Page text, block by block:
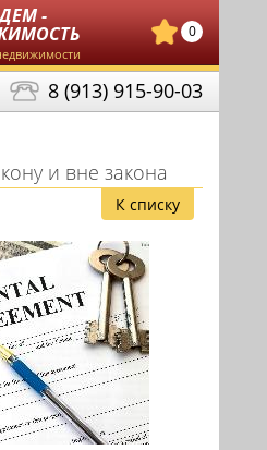
-
0
8 (913) 915-90-03
и вне закона
К списку